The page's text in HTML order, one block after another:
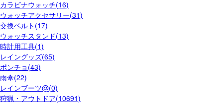
カラビナウォッチ(16)
ウォッチアクセサリー(31)
交換ベルト(17)
ウォッチスタンド(13)
時計用工具(1)
レイングッズ(65)
ポンチョ(43)
雨傘(22)
レインブーツ@(0)
狩猟・アウトドア(10691)